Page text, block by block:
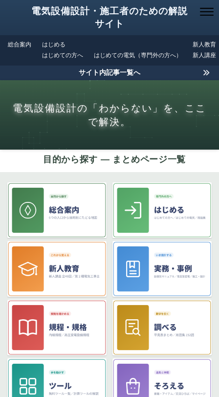
電気設備設計・施工者のための解説
サイト
総合案内
はじめる
はじめての方へ
はじめての電気（専門外の方へ）
新人教育
新人講座
サイト内記事一覧へ
電気設備設計の「わからない」を、ここ
で解決。